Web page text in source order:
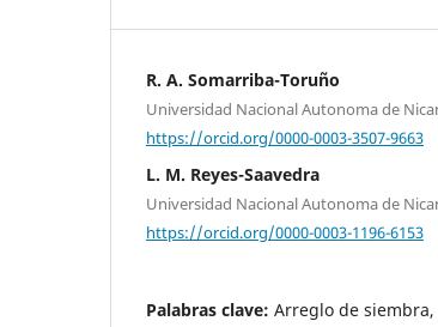
R. A. Somarriba-Toruño
Universidad Nacional Autonoma de
https://orcid.org/0000-0003-3507-9663
L. M. Reyes-Saavedra
Universidad Nacional Autonoma de
https://orcid.org/0000-0003-1196-6153
Palabras clave: Arreglo de